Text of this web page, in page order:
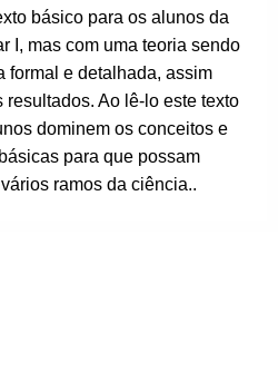
básico para os alunos da
I, mas com uma teoria sendo
formal e detalhada, assim
Ao lê-lo este texto
dominem os conceitos e
para que possam
ramos da ciência..